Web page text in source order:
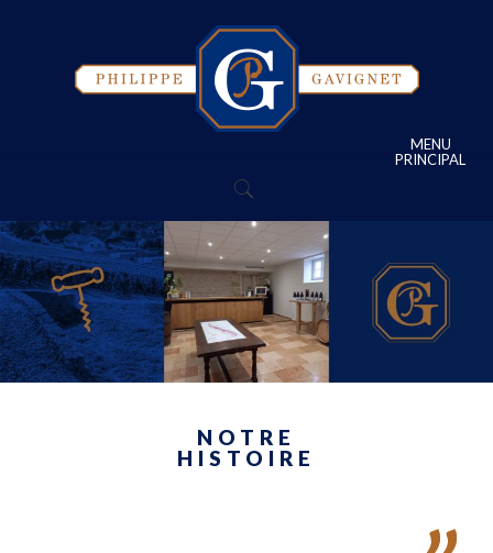
MENU
PRINCIPAL
NOTRE
HISTOIRE